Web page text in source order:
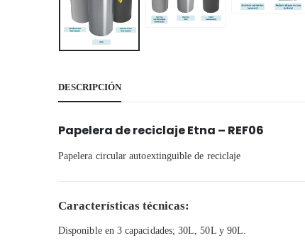
DESCRIPCIÓN
Papelera de reciclaje Etna – REF06
Papelera circular autoextinguible de reciclaje
Características técnicas:
Disponible en 3 capacidades; 30L, 50L y 90L.